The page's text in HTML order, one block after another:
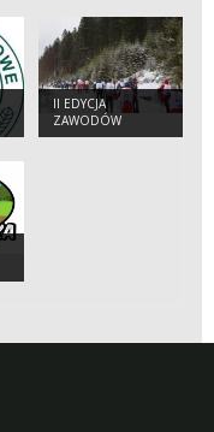
II EDYCJA
ZAWODÓW
TROPEM WILKA